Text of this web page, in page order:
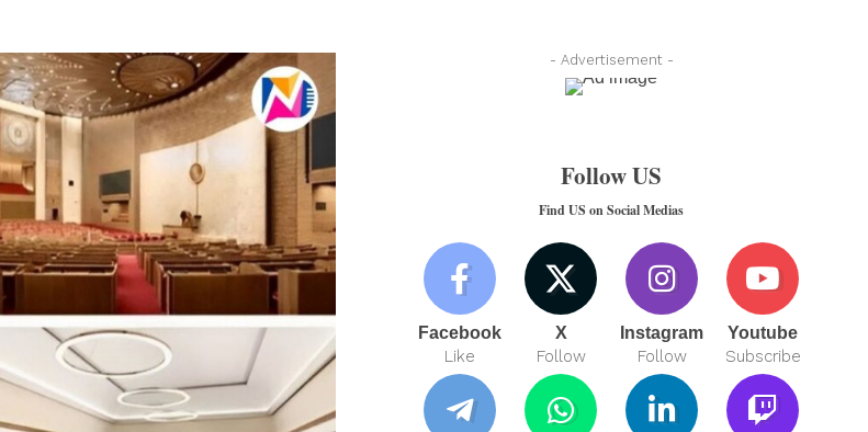
- Advertisement -
Follow US
Find US on Social Medias
Facebook
Like
X
Follow
Instagram
Follow
Youtube
Subscribe